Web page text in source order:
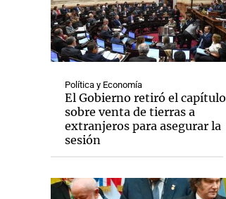
Política y Economía
El Gobierno retiró el capítulo
sobre venta de tierras a
extranjeros para asegurar la
sesión